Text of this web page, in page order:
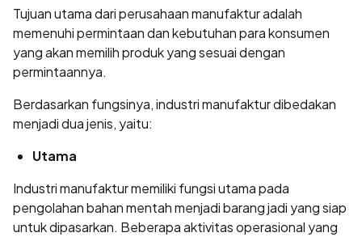
Tujuan utama dari perusahaan manufaktur adalah
memenuhi permintaan dan kebutuhan para konsumen
yang akan memilih produk yang sesuai dengan
permintaannya.
Berdasarkan fungsinya, industri manufaktur dibedakan
menjadi dua jenis, yaitu:
Utama
Industri manufaktur memiliki fungsi utama pada
pengolahan bahan mentah menjadi barang jadi yang siap
untuk dipasarkan. Beberapa aktivitas operasional yang